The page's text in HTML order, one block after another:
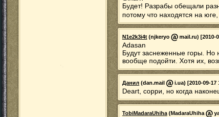
Будет! Разрабы обещали
потому что находятся на
N1e2k3i4t (njkeryo mail.ru) [2010-
Adasan
Будут заснеженные горы. Но
вообще подойти. Хотя их,
Данил (dan.mail i.ua) [2010-09-17
Deart, сорри, но когда
TobiMadaraUhiha(MadaraUhiha